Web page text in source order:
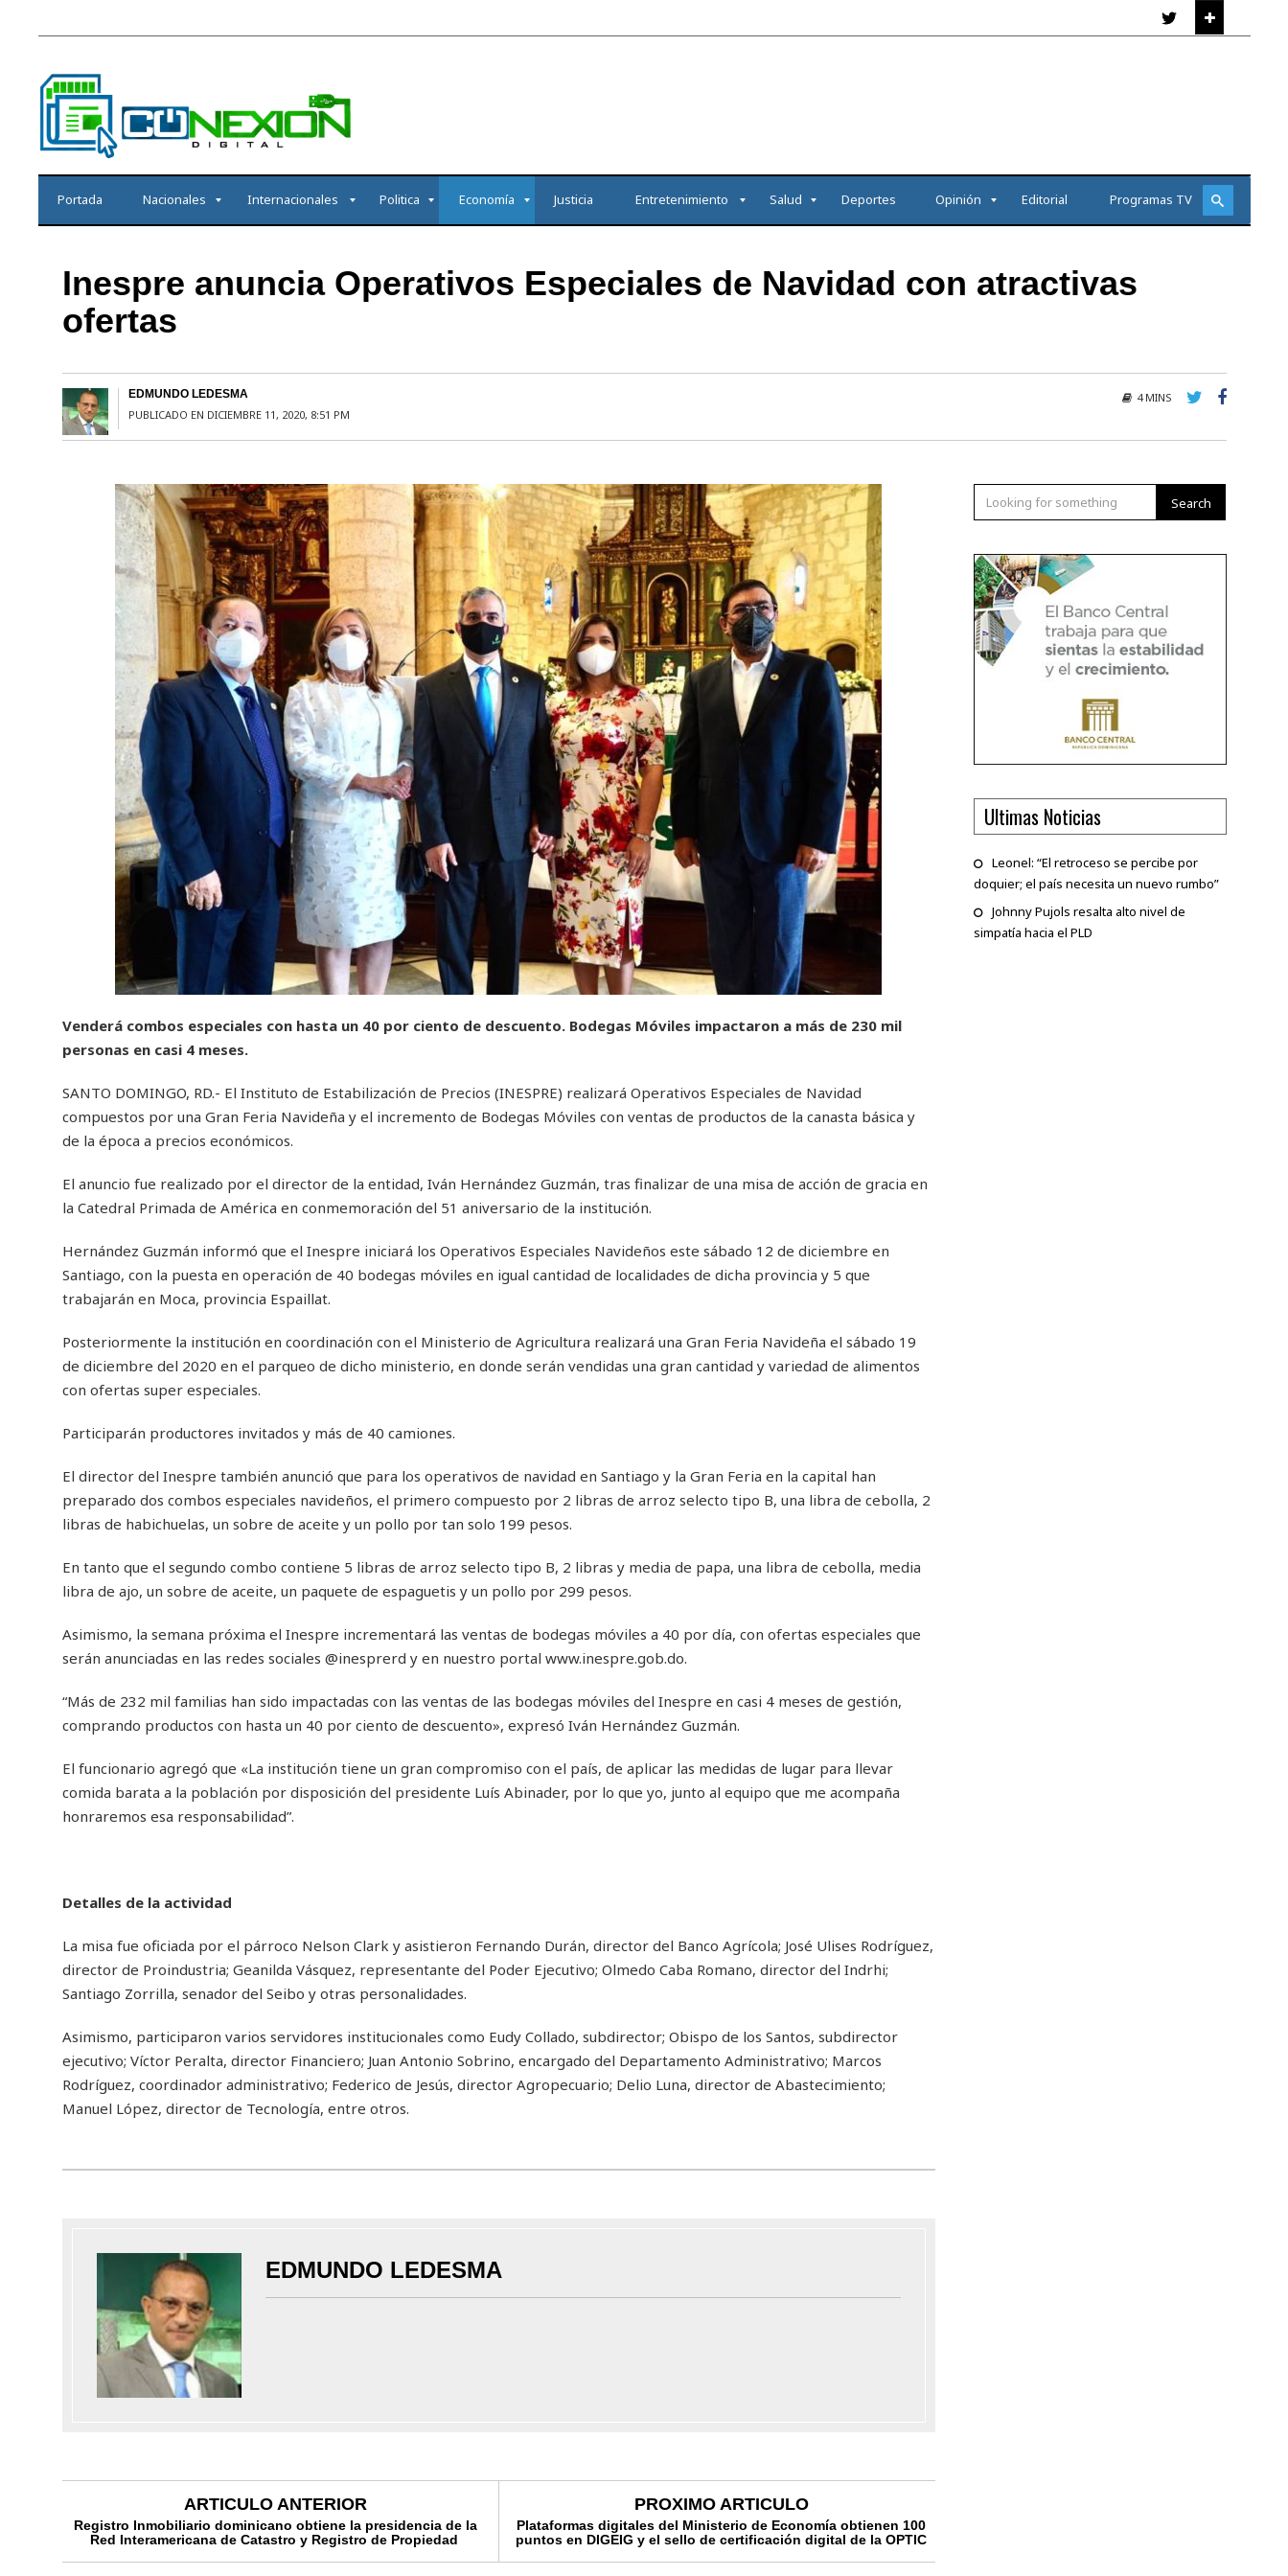
Portada Nacionales Internacionales Politica Economía Justicia Entretenimiento Salud Deportes Opinión Editorial Programas TV
Inespre anuncia Operativos Especiales de Navidad con atractivas
ofertas
EDMUNDO LEDESMA
PUBLICADO EN DICIEMBRE 11, 2020, 8:51 PM
4 MINS
Venderá combos especiales con hasta un 40 por ciento de descuento. Bodegas Móviles impactaron a más de 230 mil
personas en casi 4 meses.
SANTO DOMINGO, RD.- El Instituto de Estabilización de Precios (INESPRE) realizará Operativos Especiales de Navidad
compuestos por una Gran Feria Navideña y el incremento de Bodegas Móviles con ventas de productos de la canasta básica y
de la época a precios económicos.
El anuncio fue realizado por el director de la entidad, Iván Hernández Guzmán, tras finalizar de una misa de acción de gracia en
la Catedral Primada de América en conmemoración del 51 aniversario de la institución.
Hernández Guzmán informó que el Inespre iniciará los Operativos Especiales Navideños este sábado 12 de diciembre en
Santiago, con la puesta en operación de 40 bodegas móviles en igual cantidad de localidades de dicha provincia y 5 que
trabajarán en Moca, provincia Espaillat.
Posteriormente la institución en coordinación con el Ministerio de Agricultura realizará una Gran Feria Navideña el sábado 19
de diciembre del 2020 en el parqueo de dicho ministerio, en donde serán vendidas una gran cantidad y variedad de alimentos
con ofertas super especiales.
Participarán productores invitados y más de 40 camiones.
El director del Inespre también anunció que para los operativos de navidad en Santiago y la Gran Feria en la capital han
preparado dos combos especiales navideños, el primero compuesto por 2 libras de arroz selecto tipo B, una libra de cebolla, 2
libras de habichuelas, un sobre de aceite y un pollo por tan solo 199 pesos.
En tanto que el segundo combo contiene 5 libras de arroz selecto tipo B, 2 libras y media de papa, una libra de cebolla, media
libra de ajo, un sobre de aceite, un paquete de espaguetis y un pollo por 299 pesos.
Asimismo, la semana próxima el Inespre incrementará las ventas de bodegas móviles a 40 por día, con ofertas especiales que
serán anunciadas en las redes sociales @inesprerd y en nuestro portal www.inespre.gob.do.
“Más de 232 mil familias han sido impactadas con las ventas de las bodegas móviles del Inespre en casi 4 meses de gestión,
comprando productos con hasta un 40 por ciento de descuento», expresó Iván Hernández Guzmán.
El funcionario agregó que «La institución tiene un gran compromiso con el país, de aplicar las medidas de lugar para llevar
comida barata a la población por disposición del presidente Luís Abinader, por lo que yo, junto al equipo que me acompaña
honraremos esa responsabilidad”.
Detalles de la actividad
La misa fue oficiada por el párroco Nelson Clark y asistieron Fernando Durán, director del Banco Agrícola; José Ulises Rodríguez,
director de Proindustria; Geanilda Vásquez, representante del Poder Ejecutivo; Olmedo Caba Romano, director del Indrhi;
Santiago Zorrilla, senador del Seibo y otras personalidades.
Asimismo, participaron varios servidores institucionales como Eudy Collado, subdirector; Obispo de los Santos, subdirector
ejecutivo; Víctor Peralta, director Financiero; Juan Antonio Sobrino, encargado del Departamento Administrativo; Marcos
Rodríguez, coordinador administrativo; Federico de Jesús, director Agropecuario; Delio Luna, director de Abastecimiento;
Manuel López, director de Tecnología, entre otros.
EDMUNDO LEDESMA
ARTICULO ANTERIOR
Registro Inmobiliario dominicano obtiene la presidencia de la
Red Interamericana de Catastro y Registro de Propiedad
PROXIMO ARTICULO
Plataformas digitales del Ministerio de Economía obtienen 100
puntos en DIGEIG y el sello de certificación digital de la OPTIC
Search
Ultimas Noticias
Leonel: “El retroceso se percibe por
doquier; el país necesita un nuevo rumbo”
Johnny Pujols resalta alto nivel de
simpatía hacia el PLD